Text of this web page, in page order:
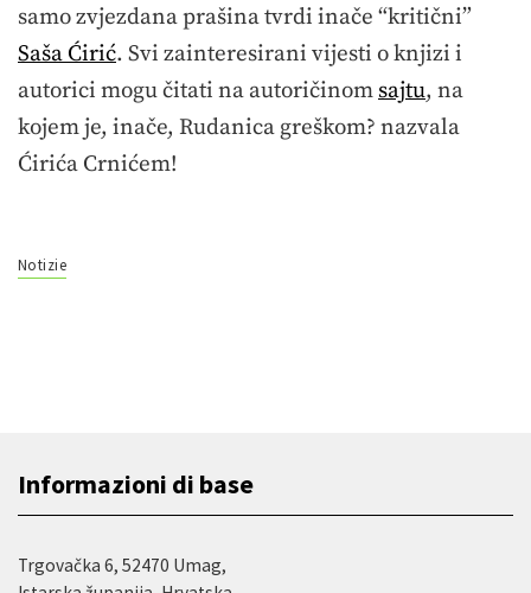
samo zvjezdana prašina tvrdi inače “kritični”
Saša Ćirić. Svi zainteresirani vijesti o knjizi i
autorici mogu čitati na autoričinom sajtu, na
kojem je, inače, Rudanica greškom? nazvala
Ćirića Crnićem!
Notizie
Informazioni di base
Trgovačka 6, 52470 Umag,